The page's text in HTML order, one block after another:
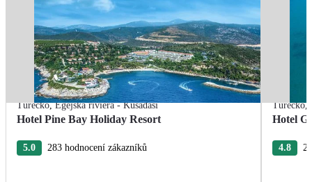
Turecko,Egejská riviéra - Kusadasi
Hotel Pine Bay Holiday Resort
5.0 283 hodnocení zákazníků
Turecko,
Hotel
4.8